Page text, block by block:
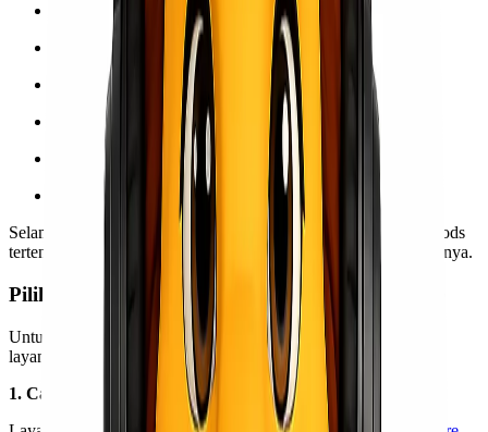
Elektronik dan sparepart
Alat proyek dan material pembangunan
Heavy cargo (barang besar & berat)
Paket retail dan produk UMKM
Barang komoditi khas daerah
Peralatan kantor atau instansi
Selama barang tidak termasuk kategori terlarang (dangerous goods
tertentu tanpa izin), Lionel Express dapat mengurus pengirimannya.
Pilihan Layanan Pengiriman Jayapura – Nabire
Untuk memenuhi kebutuhan pelanggan, tersedia beberapa jenis
layanan:
1. Cargo Udara (Air Cargo)